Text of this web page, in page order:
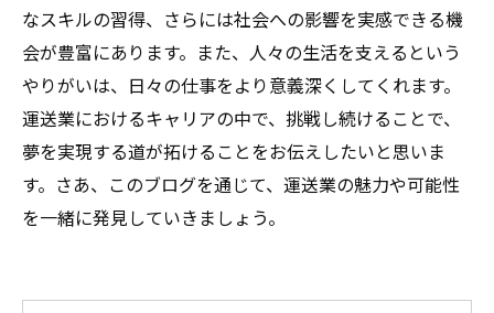
なスキルの習得、さらには社会への影響を実感できる機
会が豊富にあります。また、人々の生活を支えるという
やりがいは、日々の仕事をより意義深くしてくれます。
運送業におけるキャリアの中で、挑戦し続けることで、
夢を実現する道が拓けることをお伝えしたいと思いま
す。さあ、このブログを通じて、運送業の魅力や可能性
を一緒に発見していきましょう。